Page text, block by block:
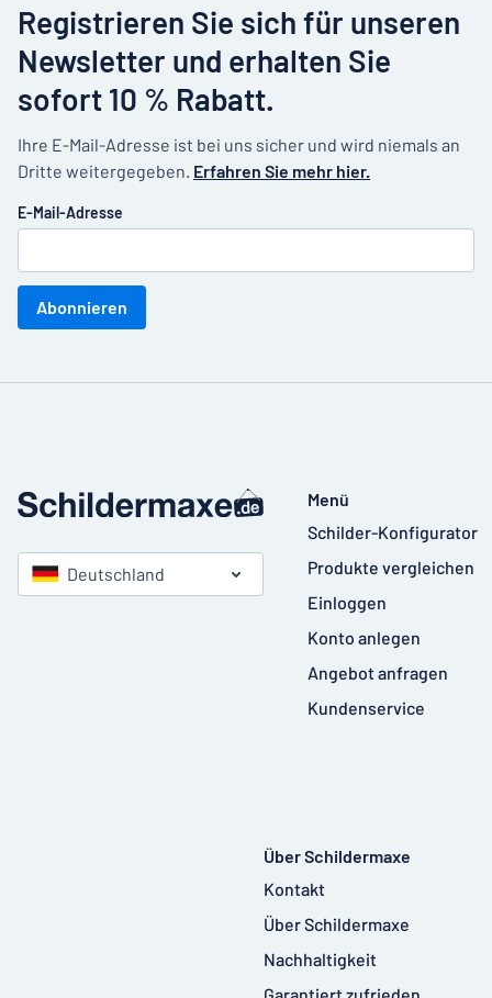
Registrieren Sie sich für unseren
Newsletter und erhalten Sie
sofort 10 % Rabatt.
Ihre E-Mail-Adresse ist bei uns sicher und wird niemals an
Dritte weitergegeben. Erfahren Sie mehr hier.
E-Mail-Adresse
Abonnieren
Deutschland
Menü
Schilder-Konfigurator
Produkte vergleichen
Einloggen
Konto anlegen
Angebot anfragen
Kundenservice
Über Schildermaxe
Kontakt
Über Schildermaxe
Nachhaltigkeit